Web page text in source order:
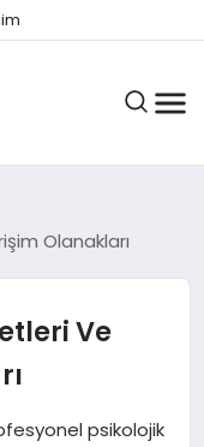
Olanakları
Ve
psikolojik